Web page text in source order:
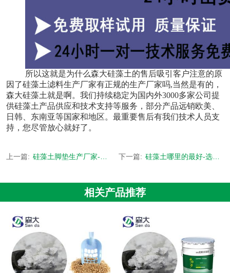
所以这就是为什么森大硅藻土的售后吸引客户注意的原
因了硅藻土滤料生产厂家有正规的生产厂家吗,当然是有的，
森大硅藻土就是啊。我们持续稳定为国内外3000多家公司提
供硅藻土产品供应和技术支持等服务，部分产品远销欧美、
日韩、东南亚等国家和地区。最重要售后有我们技术人员支
持，您尽管放心就好了。
上一篇: 下一篇: 硅藻土哪里的最好-选厂家还是服务更重要-[森大硅藻土]
相关产品推荐